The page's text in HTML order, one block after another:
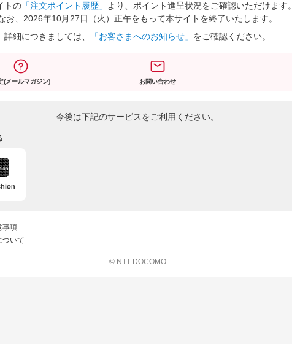
トの 「注文ポイント履歴」
より、ポイント進呈状況をご確認いただけます。
お、2026年10月27日（火）正午をもって本サイトを終了いたします。
詳細につきましては、
「お客さまへのお知らせ」 をご確認ください。
(メールマガジン) お問い合わせ
今後は下記のサービスをご利用ください。
事項
ついて
© NTT DOCOMO